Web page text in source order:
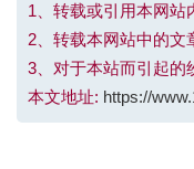
1、转载或引用本网站
2、转载本网站中的文
3、对于本站而引起的
本文地址: https://